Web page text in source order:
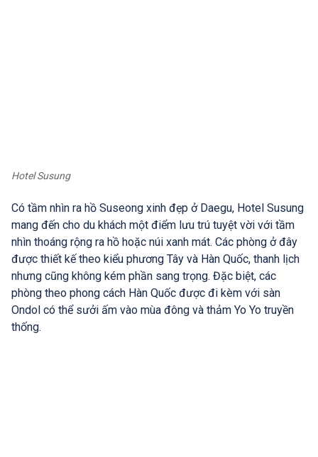
Hotel Susung
Có tầm nhìn ra hồ Suseong xinh đẹp ở Daegu, Hotel Susung
mang đến cho du khách một điểm lưu trú tuyệt vời với tầm
nhìn thoáng rộng ra hồ hoặc núi xanh mát. Các phòng ở đây
được thiết kế theo kiểu phương Tây và Hàn Quốc, thanh lịch
nhưng cũng không kém phần sang trọng. Đặc biệt, các
phòng theo phong cách Hàn Quốc được đi kèm với sàn
Ondol có thể sưởi ấm vào mùa đông và thảm Yo Yo truyền
thống.